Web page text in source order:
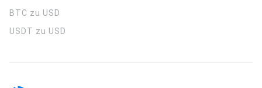
BTC zu USD
USDT zu USD